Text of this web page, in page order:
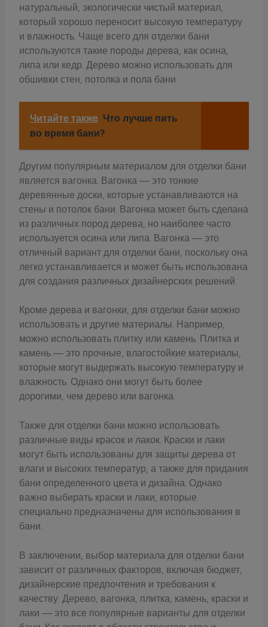
натуральный, экологически чистый материал,
который хорошо переносит высокую температуру
и влажность. Чаще всего для отделки бани
используются такие породы дерева, как осина,
липа или кедр. Дерево можно использовать для
обшивки стен, потолка и пола бани.
Читайте также Что лучше пить
во время бани?
Другим популярным материалом для отделки бани
является вагонка. Вагонка — это тонкие
деревянные доски, которые устанавливаются на
стены и потолок бани. Вагонка может быть сделана
из различных пород дерева, но наиболее часто
используется осина или липа. Вагонка — это
отличный вариант для отделки бани, поскольку она
легко устанавливается и может быть использована
для создания различных дизайнерских решений.
Кроме дерева и вагонки, для отделки бани можно
использовать и другие материалы. Например,
можно использовать плитку или камень. Плитка и
камень — это прочные, влагостойкие материалы,
которые могут выдержать высокую температуру и
влажность. Однако они могут быть более
дорогими, чем дерево или вагонка.
Также для отделки бани можно использовать
различные виды красок и лакок. Краски и лаки
могут быть использованы для защиты дерева от
влаги и высоких температур, а также для придания
бани определенного цвета и дизайна. Однако
важно выбирать краски и лаки, которые
специально предназначены для использования в
бани.
В заключении, выбор материала для отделки бани
зависит от различных факторов, включая бюджет,
дизайнерские предпочтения и требования к
качеству. Дерево, вагонка, плитка, камень, краски и
лаки — это все популярные варианты для отделки